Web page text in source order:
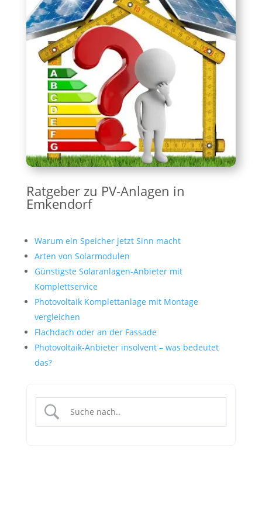
Ratgeber zu PV-Anlagen in
Emkendorf
Warum ein Speicher jetzt Sinn macht
Arten von Solarmodulen
Günstigste Solaranlagen-Anbieter mit
Komplettservice
Photovoltaik Komplettanlage mit Montage
vergleichen
Flachdach oder an der Fassade
Photovoltaik-Anbieter insolvent – was bedeutet
das?